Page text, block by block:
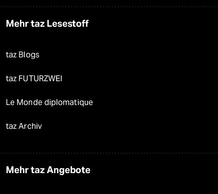
Mehr taz Lesestoff
taz Blogs
taz FUTURZWEI
Le Monde diplomatique
taz Archiv
Mehr taz Angebote